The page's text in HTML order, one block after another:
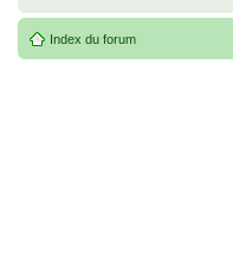
Index du forum